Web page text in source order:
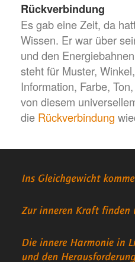
Rückverbindung
Es gab eine Zeit, da
Wissen. Er war über
und den
steht für Muster,
Information, Farbe,
von diesem
die Rückverbindung